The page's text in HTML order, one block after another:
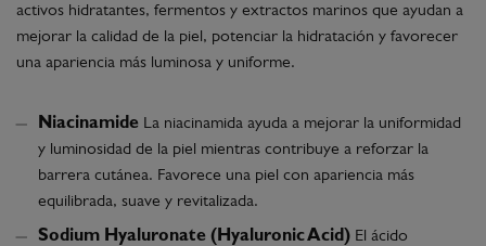
activos hidratantes, fermentos y extractos marinos que ayudan a
mejorar la calidad de la piel, potenciar la hidratación y favorecer
una apariencia más luminosa y uniforme.
Niacinamide La niacinamida ayuda a mejorar la uniformidad
y luminosidad de la piel mientras contribuye a reforzar la
barrera cutánea. Favorece una piel con apariencia más
equilibrada, suave y revitalizada.
Sodium Hyaluronate (Hyaluronic Acid) El ácido